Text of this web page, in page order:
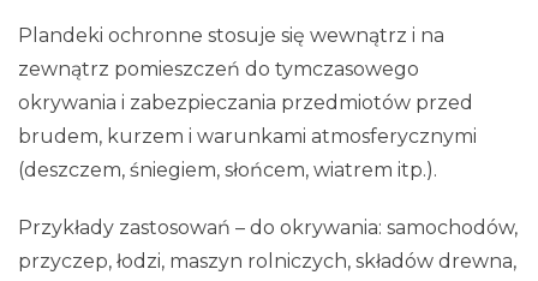
Plandeki ochronne stosuje się wewnątrz i na
zewnątrz pomieszczeń do tymczasowego
okrywania i zabezpieczania przedmiotów przed
brudem, kurzem i warunkami atmosferycznymi
(deszczem, śniegiem, słońcem, wiatrem itp.).
Przykłady zastosowań – do okrywania: samochodów,
przyczep, łodzi, maszyn rolniczych, składów drewna,